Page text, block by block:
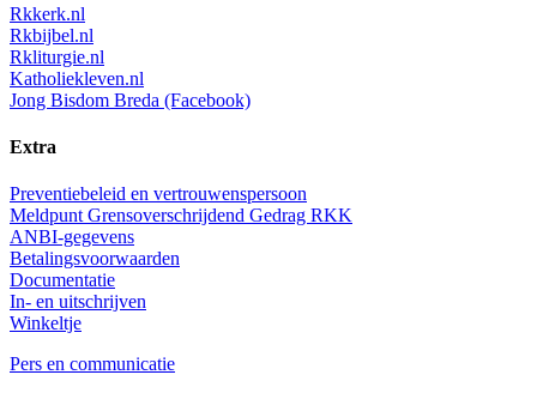
Rkkerk.nl
Rkbijbel.nl
Rkliturgie.nl
Katholiekleven.nl
Jong Bisdom Breda (Facebook)
Extra
Preventiebeleid en vertrouwenspersoon
Meldpunt Grensoverschrijdend Gedrag RKK
ANBI-gegevens
Betalingsvoorwaarden
Documentatie
In- en uitschrijven
Winkeltje
Pers en communicatie